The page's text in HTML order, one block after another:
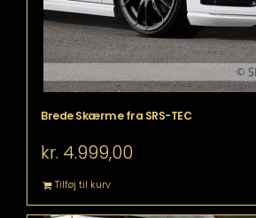
Brede Skærme fra SRS-TEC
kr. 4.999,00
Tilføj til kurv